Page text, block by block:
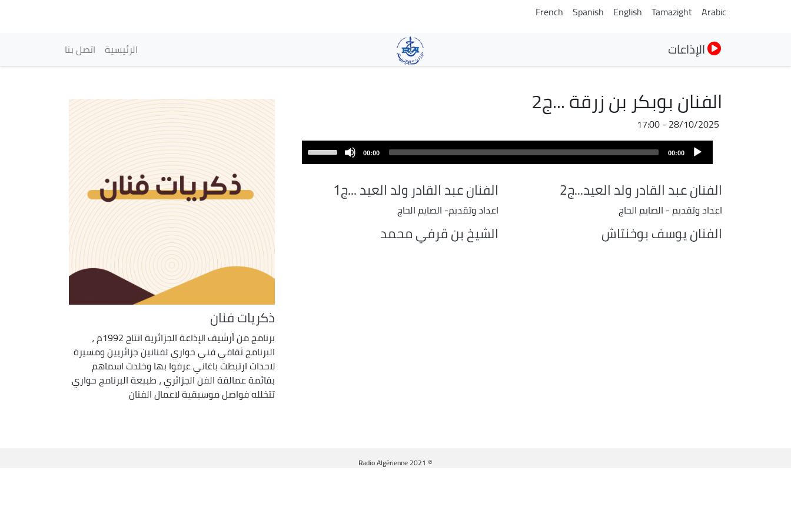
Arabic
Tamazight
English
Spanish
French
الإذاعات principale
الرئيسية اتصل بنا
الفنان بوبكر بن زرقة ...ج2
28/10/2025 - 17:00
ملف
الصوت
Audio
Player
00:00
00:00
Up/Down
increase
decrease
الفنان عبد القادر ولد العيد...ج2
اعداد وتقديم - الصايم الحاج
الفنان عبد القادر ولد العيد ...ج1
اعداد وتقديم- الصايم الحاج
الفنان يوسف بوخنتاش الشيخ بن قرفي محمد
ذكريات فنان
برنامج من أرشيف الإذاعة الجزائرية انتاج 1992م ،
البرنامج ثقافي فني حواري لفنانين جزائريين ومسيرة
لاحداث ارتبطت باغاني عرفوا بها وخلدت اسماهم
بقائمة عمالقة الفن الجزائري ، طبيعة البرنامج حواري
تتخلله فواصل موسيقية لاعمال الفنان
© Radio Algérienne 2021